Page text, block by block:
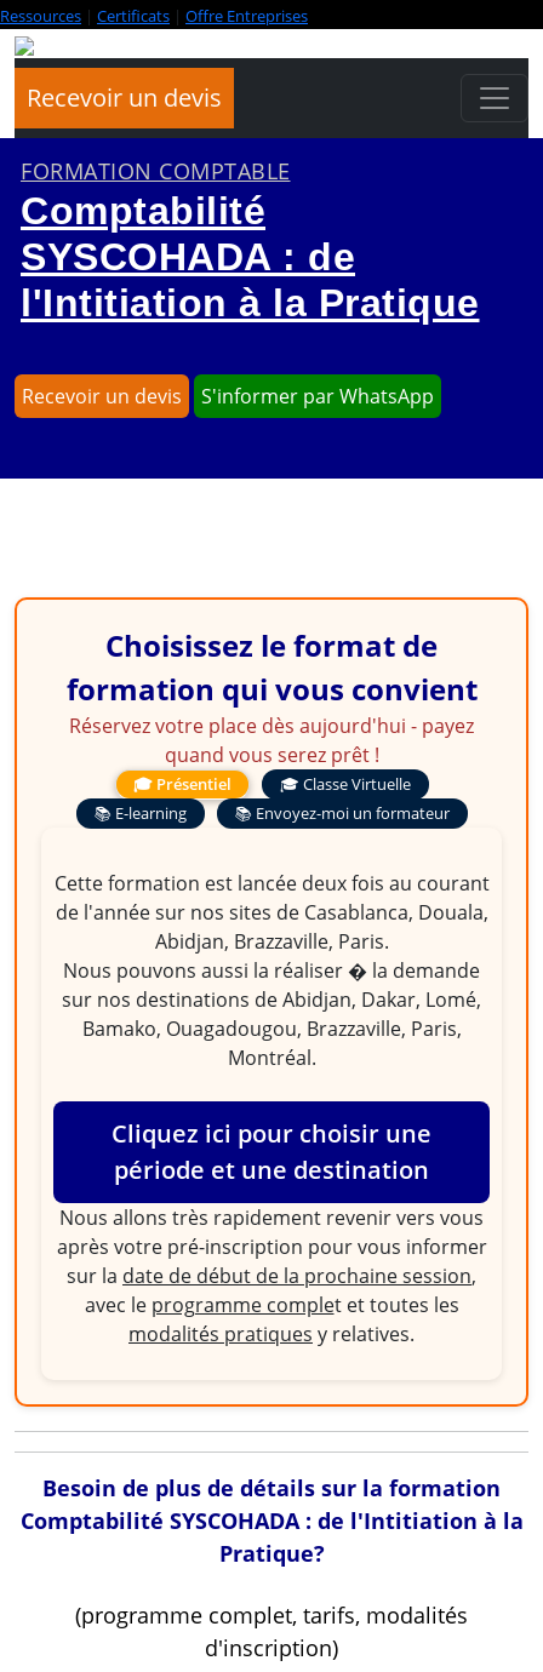
Ressources | Certificats | Offre Entreprises
Recevoir un devis
FORMATION COMPTABLE
Comptabilité
SYSCOHADA : de
l'Intitiation à la Pratique
Recevoir un devis S'informer par WhatsApp
Choisissez le format de
formation qui vous convient
Réservez votre place dès aujourd'hui - payez
quand vous serez prêt !
🎓 Présentiel
🎓 Classe Virtuelle
📚 E-learning
📚 Envoyez-moi un formateur
Cette formation est lancée deux fois au courant
de l'année sur nos sites de Casablanca, Douala,
Abidjan, Brazzaville, Paris.
Nous pouvons aussi la réaliser � la demande
sur nos destinations de Abidjan, Dakar, Lomé,
Bamako, Ouagadougou, Brazzaville, Paris,
Montréal.
Cliquez ici pour choisir une
période et une destination
Nous allons très rapidement revenir vers vous
après votre pré-inscription pour vous informer
sur la date de début de la prochaine session,
avec le programme complet et toutes les
modalités pratiques y relatives.
Besoin de plus de détails sur la formation
Comptabilité SYSCOHADA : de l'Intitiation à la
Pratique?
(programme complet, tarifs, modalités
d'inscription)